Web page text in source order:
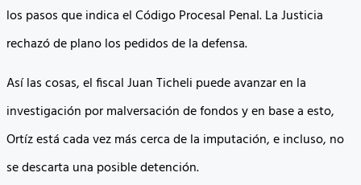
los pasos que indica el Código Procesal Penal. La Justicia
rechazó de plano los pedidos de la defensa.
Así las cosas, el fiscal Juan Ticheli puede avanzar en la
investigación por malversación de fondos y en base a esto,
Ortíz está cada vez más cerca de la imputación, e incluso, no
se descarta una posible detención.